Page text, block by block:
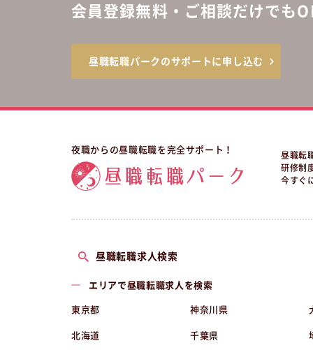
会員登録無料・ご相談だけでも
昼職転職パークのサポートに申し込む
夜職からの昼職転職を完全サポート！
昼職転
研修制
今すぐ
昼職転職求人検索
エリアで昼職転職求人を検索
東京都 神奈川県
北海道 千葉県